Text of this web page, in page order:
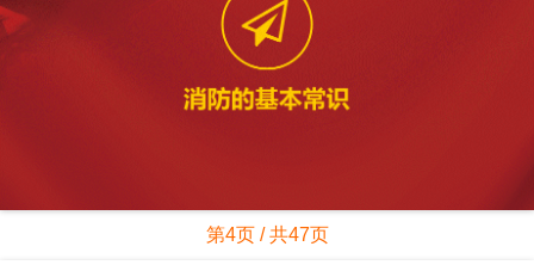
第4页 / 共47页